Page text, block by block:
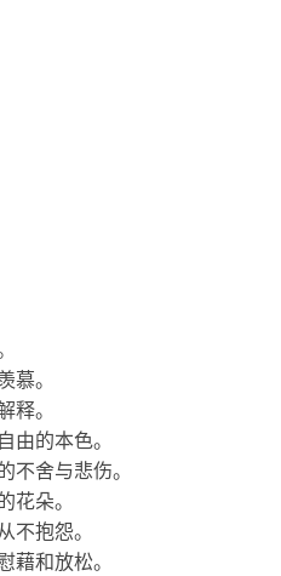
慕。
释。
由的本色。
不舍与悲伤。
花朵。
不抱怨。
藉和放松。